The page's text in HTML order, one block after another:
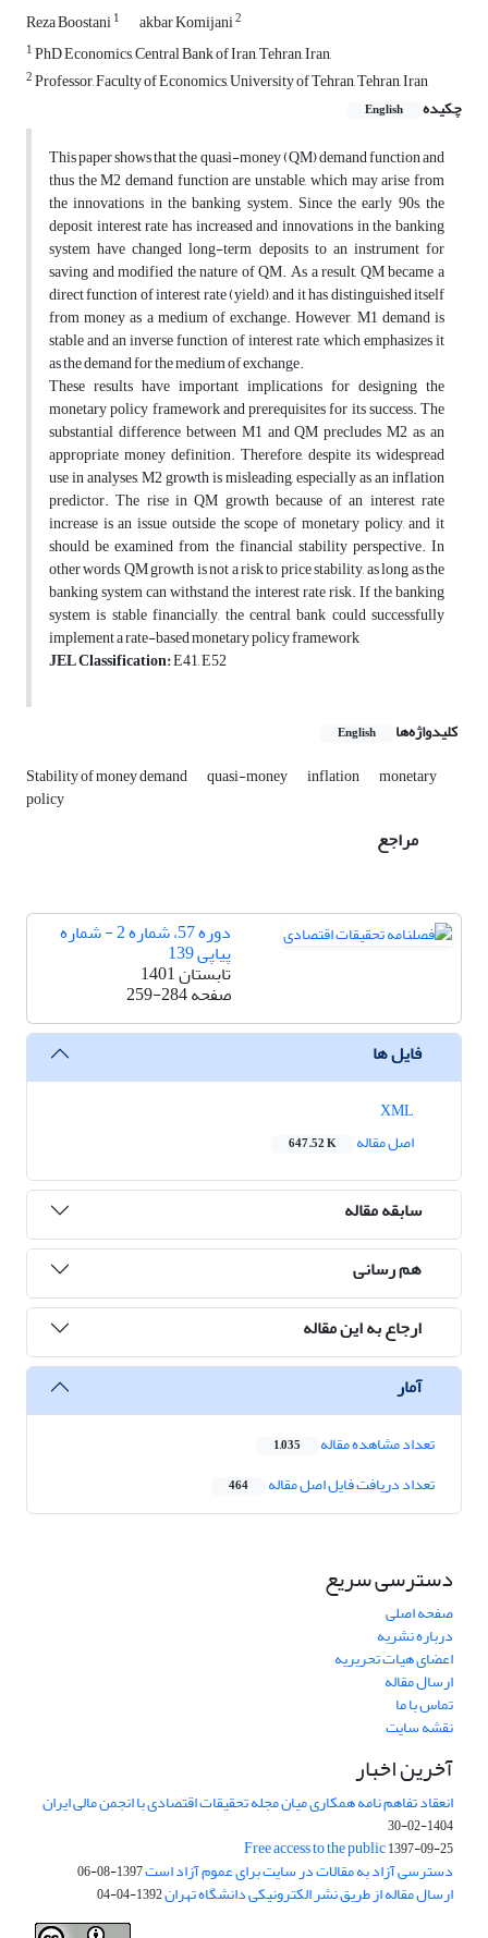
Reza Boostani1 akbar Komijani2
1PhD Economics, Central Bank of Iran, Tehran, Iran,
2Professor, Faculty of Economics, University of Tehran, Tehran, Iran
چکیده
English
This paper shows that the quasi-money (QM) demand function and
thus the M2 demand function are unstable, which may arise from
the innovations in the banking system. Since the early 90s, the
deposit interest rate has increased and innovations in the banking
system have changed long-term deposits to an instrument for
saving and modified the nature of QM. As a result, QM became a
direct function of interest rate (yield), and it has distinguished itself
from money as a medium of exchange. However, M1 demand is
stable and an inverse function of interest rate, which emphasizes it
as the demand for the medium of exchange.
These results have important implications for designing the
monetary policy framework and prerequisites for its success. The
substantial difference between M1 and QM precludes M2 as an
appropriate money definition. Therefore, despite its widespread
use in analyses, M2 growth is misleading, especially as an inflation
predictor. The rise in QM growth because of an interest rate
increase is an issue outside the scope of monetary policy, and it
should be examined from the financial stability perspective. In
other words, QM growth is not a risk to price stability, as long as the
banking system can withstand the interest rate risk. If the banking
system is stable financially, the central bank could successfully
implement a rate-based monetary policy framework
JEL Classification:E41, E52
کلیدواژه‌ها English
Stability of money demand quasi-money inflation monetary
policy
مراجع
دوره 57، شماره 2 - شماره
پیاپی 139
تابستان 1401
صفحه259-284
فایل ها
اصل مقاله
647.52 K
سابقه مقاله
هم رسانی
ارجاع به این مقاله
آمار
تعداد مشاهده مقاله 1,035
تعداد دریافت فایل اصل مقاله 464
دسترسی سریع
صفحه اصلی
درباره نشریه
اعضای هیات تحریریه
ارسال مقاله
تماس با ما
نقشه سایت
آخرین اخبار
انعقاد تفاهم نامه همکاری میان مجله تحقیقات اقتصادی با انجمن مالی ایران
1404-02-30
Free access to the public1397-09-25
دسترسی آزاد به مقالات در سایت برای عموم آزاد است1397-08-06
ارسال مقاله از طریق نشر الکترونیکی دانشگاه تهران1392-04-04